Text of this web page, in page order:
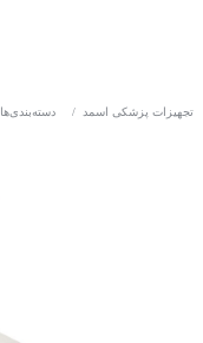
تجهیزات پزشکی اسمد / دسته‌بندی‌ها